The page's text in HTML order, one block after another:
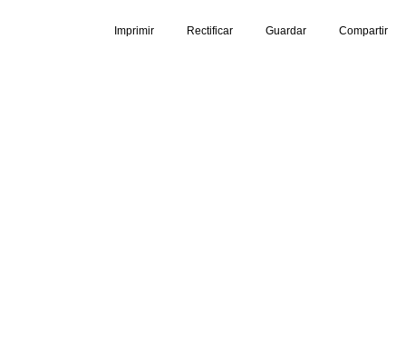
Imprimir Rectificar Guardar Compartir